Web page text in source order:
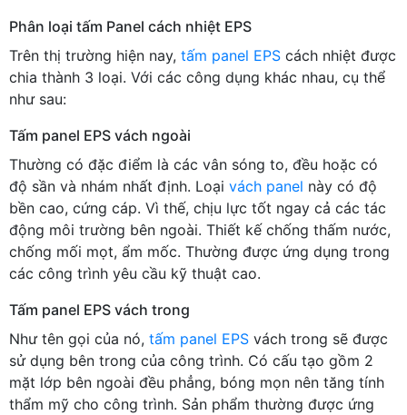
Phân loại tấm Panel cách nhiệt EPS
Trên thị trường hiện nay, tấm panel EPS cách nhiệt được
chia thành 3 loại. Với các công dụng khác nhau, cụ thể
như sau:
Tấm panel EPS vách ngoài
Thường có đặc điểm là các vân sóng to, đều hoặc có
độ sần và nhám nhất định. Loại vách panel này có độ
bền cao, cứng cáp. Vì thế, chịu lực tốt ngay cả các tác
động môi trường bên ngoài. Thiết kế chống thấm nước,
chống mối mọt, ẩm mốc. Thường được ứng dụng trong
các công trình yêu cầu kỹ thuật cao.
Tấm panel EPS vách trong
Như tên gọi của nó, tấm panel EPS vách trong sẽ được
sử dụng bên trong của công trình. Có cấu tạo gồm 2
mặt lớp bên ngoài đều phẳng, bóng mọn nên tăng tính
thẩm mỹ cho công trình. Sản phẩm thường được ứng